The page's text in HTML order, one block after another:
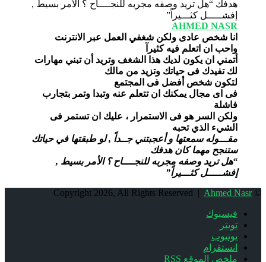
AHMED NASR
انا شخص عادى ولكن شغفي العمل عبر الانترنت
واحب ان اتعلم فيه كثيرآ
أتمني ان يكون لديك هذا الشغف وتريد أن تبني مهارات
لك تفيدك فى حياتك وتزيد من مالك
لتكون شخص أفضل فى المجتمع
فى اى مجال يمكنك ان تتعلم عنه وتبدا وتمر بتجارب
فاشلة
ولكن السر هو فى الاستمرار ، عليك ان تستمر فى
الشيء الذي تحبه
مقـــوله سمعتها و أعجبتني جــداً , لو طبقتها في حياتك
ستنجح مهما كان هدفك
“هل تريد وصفه مجربه للنجــــاح ؟ الأمر بسيط ,
إفشـــــل كثـــيراً”
© Copyright 2026, All Rights Reserved |
Ahmed Nasr
فيسبوك
تويتر
يوتيوب
انستقرام
ملخص الموقع RSS